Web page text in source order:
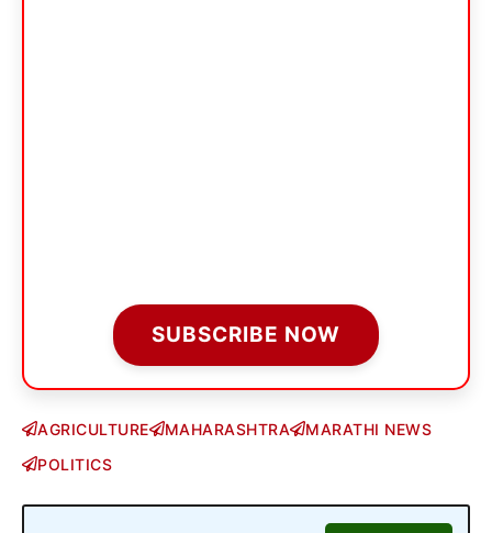
SUBSCRIBE NOW
AGRICULTURE MAHARASHTRA
MARATHI NEWS
POLITICS